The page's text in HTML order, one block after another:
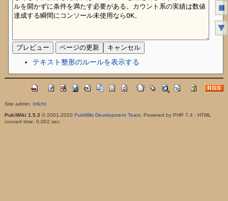
テキスト整形のルールを表示する
Site admin: Irrlicht
PukiWiki 1.5.3 © 2001-2020 PukiWiki Development Team. Powered by PHP 7.4 : HTML
convert time: 0.002 sec.
■
▼